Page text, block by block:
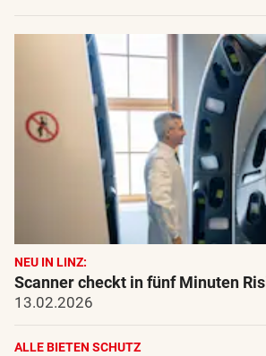
NEU IN LINZ:
Scanner checkt in fünf Minuten
13.02.2026
ALLE BIETEN SCHUTZ